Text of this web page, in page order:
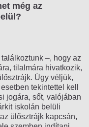
még az
–, hogy az
tilalmára hivatkozik,
Úgy véljük,
tekintettel kell
jogára, sőt, valójában
iskolán belüli
ülősztrájk kapcsán,